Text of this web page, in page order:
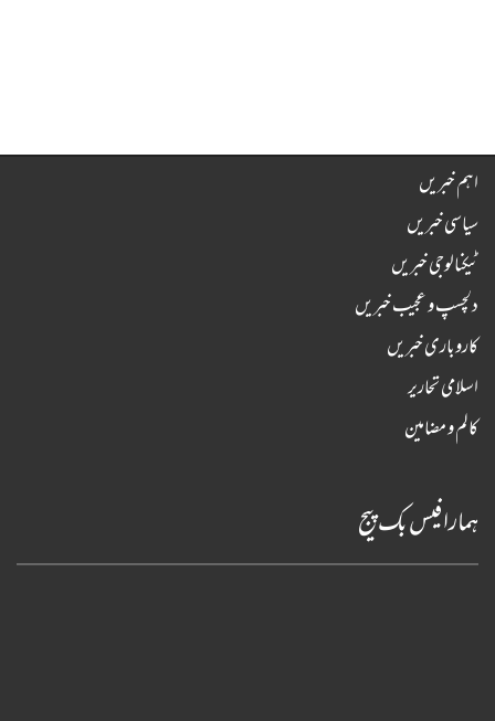
اہم خبریں
سیاسی خبریں
ٹیکنالوجی خبریں
دلچسپ و عجیب خبریں
کاروباری خبریں
اسلامی تحاریر
کالم و مضامین
ہمارا فیس بک پیج